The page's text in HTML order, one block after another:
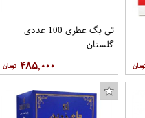
تی بگ عطری 100 عددی
گلستان
۴۸۵,۰۰۰